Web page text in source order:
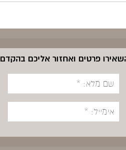
פרטים ואחזור אליכם בהקדם